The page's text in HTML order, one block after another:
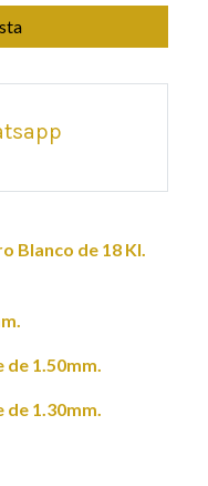
Blanco de 18 Kl.
de 1.50mm.
de 1.30mm.